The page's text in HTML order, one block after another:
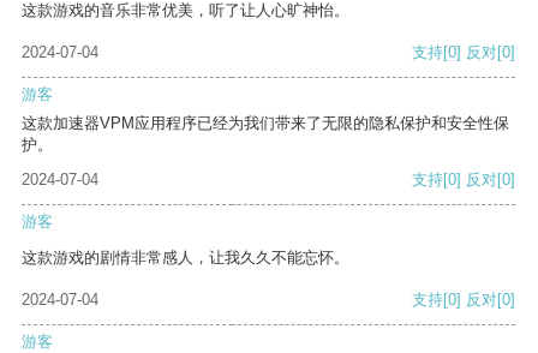
这款游戏的音乐非常优美，听了让人心旷神怡。
2024-07-04 支持[0] 反对[0]
游客
这款加速器VPM应用程序已经为我们带来了无限的隐私保护和安全性保
护。
2024-07-04
支持[0] 反对[0]
游客
这款游戏的剧情非常感人，让我久久不能忘怀。
2024-07-04 支持[0] 反对[0]
游客